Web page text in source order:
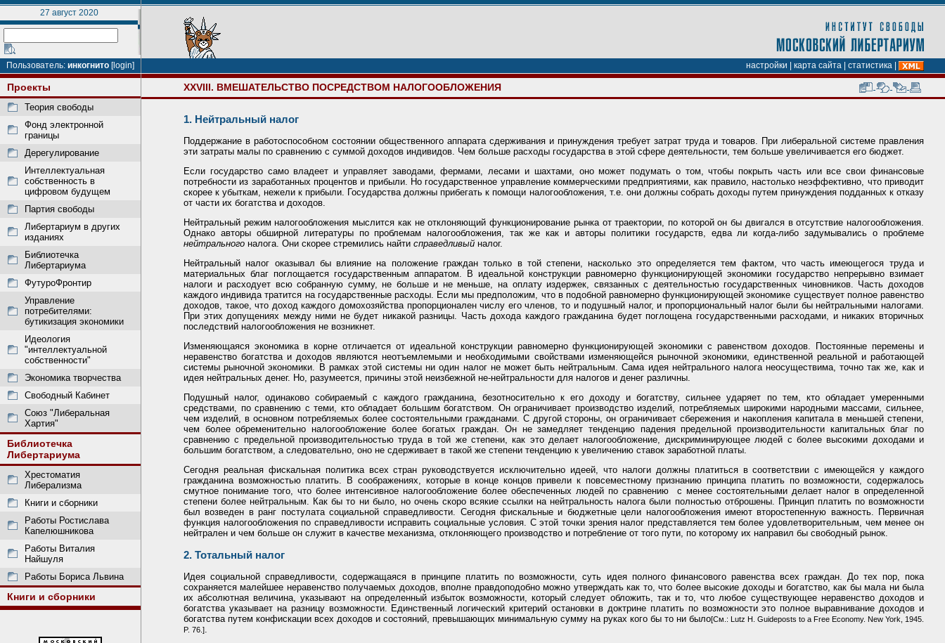
27 август 2020
Пользователь: инкогнито [login] настройки карта сайта статистика
Проекты
Теория свободы
Фонд электронной
границы
Дерегулирование
Интеллектуальная
собственность в
цифровом будущем
Партия свободы
Либертариум в других
изданиях
Библиотечка
Либертариума
ФутуроФронтир
Управление
потребителями:
бутикизация экономики
Идеология
"интеллектуальной
собственности"
Экономика творчества
Свободный Кабинет
Союз "Либеральная
Хартия"
Библиотечка
Либертариума
Хрестоматия
Либерализма
Книги и сборники
Работы Ростислава
Капелюшникова
Работы Виталия
Найшуля
Работы Бориса Львина
Книги и сборники
XXVIII. ВМЕШАТЕЛЬСТВО ПОСРЕДСТВОМ НАЛОГООБЛОЖЕНИЯ
1. Нейтральный налог
Поддержание в работоспособном состоянии общественного аппарата сдерживания и принуждения требует затрат труда и товаров. При либеральной системе правления
эти затраты малы по сравнению с суммой доходов индивидов. Чем больше расходы государства в этой сфере деятельности, тем больше увеличивается его бюджет.
Если государство само владеет и управляет заводами, фермами, лесами и шахтами, оно может подумать о том, чтобы покрыть часть или все свои финансовые
потребности из заработанных процентов и прибыли. Но государственное управление коммерческими предприятиями, как правило, настолько неэффективно, что приводит
скорее к убыткам, нежели к прибыли. Государства должны прибегать к помощи налогообложения, т.е. они должны собрать доходы путем принуждения подданных к отказу
от части их богатства и доходов.
Нейтральный режим налогообложения мыслится как не отклоняющий функционирование рынка от траектории, по которой он бы двигался в отсутствие налогообложения.
Однако авторы обширной литературы по проблемам налогообложения, так же как и авторы политики государств, едва ли когда-либо задумывались о проблеме
нейтрального налога. Они скорее стремились найти справедливый налог.
Нейтральный налог оказывал бы влияние на положение граждан только в той степени, насколько это определяется тем фактом, что часть имеющегося труда и
материальных благ поглощается государственным аппаратом. В идеальной конструкции равномерно функционирующей экономики государство непрерывно взимает
налоги и расходует всю собранную сумму, не больше и не меньше, на оплату издержек, связанных с деятельностью государственных чиновников. Часть доходов
каждого индивида тратится на государственные расходы. Если мы предположим, что в подобной равномерно функционирующей экономике существует полное равенство
доходов, такое, что доход каждого домохозяйства пропорционален числу его членов, то и подушный налог, и пропорциональный налог были бы нейтральными налогами.
При этих допущениях между ними не будет никакой разницы. Часть дохода каждого гражданина будет поглощена государственными расходами, и никаких вторичных
последствий налогообложения не возникнет.
Изменяющаяся экономика в корне отличается от идеальной конструкции равномерно функционирующей экономики с равенством доходов. Постоянные перемены и
неравенство богатства и доходов являются неотъемлемыми и необходимыми свойствами изменяющейся рыночной экономики, единственной реальной и работающей
системы рыночной экономики. В рамках этой системы ни один налог не может быть нейтральным. Сама идея нейтрального налога неосуществима, точно так же, как и
идея нейтральных денег. Но, разумеется, причины этой неизбежной не-нейтральности для налогов и денег различны.
Подушный налог, одинаково собираемый с каждого гражданина, безотносительно к его доходу и богатству, сильнее ударяет по тем, кто обладает умеренными
средствами, по сравнению с теми, кто обладает большим богатством. Он ограничивает производство изделий, потребляемых широкими народными массами, сильнее,
чем изделий, в основном потребляемых более состоятельными гражданами. С другой стороны, он ограничивает сбережения и накопления капитала в меньшей степени,
чем более обременительно налогообложение более богатых граждан. Он не замедляет тенденцию падения предельной производительности капитальных благ по
сравнению с предельной производительностью труда в той же степени, как это делает налогообложение, дискриминирующее людей с более высокими доходами и
большим богатством, а следовательно, оно не сдерживает в такой же степени тенденцию к увеличению ставок заработной платы.
Сегодня реальная фискальная политика всех стран руководствуется исключительно идеей, что налоги должны платиться в соответствии с имеющейся у каждого
гражданина возможностью платить. В соображениях, которые в конце концов привели к повсеместному признанию принципа платить по возможности, содержалось
смутное понимание того, что более интенсивное налогообложение более обеспеченных людей по сравнению с менее состоятельными делает налог в определенной
степени более нейтральным. Как бы то ни было, но очень скоро всякие ссылки на нейтральность налога были полностью отброшены. Принцип платить по возможности
был возведен в ранг постулата социальной справедливости. Сегодня фискальные и бюджетные цели налогообложения имеют второстепенную важность. Первичная
функция налогообложения по справедливости исправить социальные условия. С этой точки зрения налог представляется тем более удовлетворительным, чем менее он
нейтрален и чем больше он служит в качестве механизма, отклоняющего производство и потребление от того пути, по которому их направил бы свободный рынок.
2. Тотальный налог
Идея социальной справедливости, содержащаяся в принципе платить по возможности, суть идея полного финансового равенства всех граждан. До тех пор, пока
сохраняется малейшее неравенство получаемых доходов, вполне правдоподобно можно утверждать как то, что более высокие доходы и богатство, как бы мала ни была
их абсолютная величина, указывают на определенный избыток возможности, который следует обложить, так и то, что любое существующее неравенство доходов и
богатства указывает на разницу возможности. Единственный логический критерий остановки в доктрине платить по возможности это полное выравнивание доходов и
богатства путем конфискации всех доходов и состояний, превышающих минимальную сумму на руках кого бы то ни было[Cм.: Lutz H. Guideposts to a Free Economy. New York, 1945.
P. 76.].